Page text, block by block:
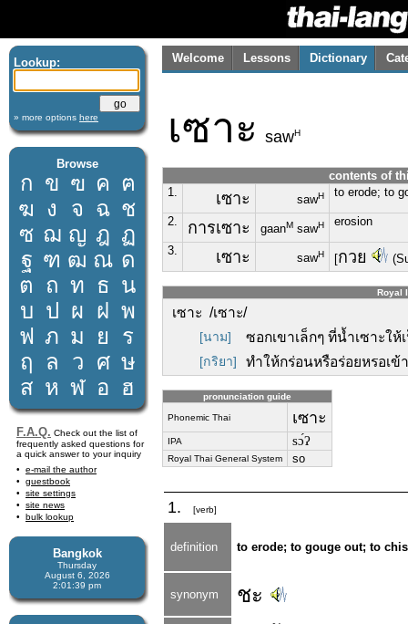
Lookup:
» more options here
Browse
ก ข ฃ ค ฅ
ฆ ง จ ฉ ช
ซ ฌ ญ ฎ ฏ
ฐ ฑ ฒ ณ ด
ต ถ ท ธ น
บ ป ผ ฝ พ
ฟ ภ ม ย
ร
ฤ
ล ว ศ ษ
ส ห ฬ อ ฮ
F.A.Q. Check out the list of
frequently asked questions for
a quick answer to your inquiry
e-mail the author
guestbook
site settings
site news
bulk lookup
Bangkok
Thursday
August 6, 2026
2:01:39 pm
Welcome Lessons Dictionary
เซาะ sawH
contents of
1.
เซาะ sawH to erode; to
2. การเซาะ gaanM sawH erosion
3. เซาะ sawH [กวย
Royal
เซาะ /เซาะ/
[นาม] ซอกเขาเล็กๆ ที่น้ำเซาะให้
[กริยา] ทำให้กร่อนหรือร่อยหรอเข้
pronunciation guide
Phonemic Thai เซาะ
IPA sɔ́ʔ
Royal Thai General System so
1. [verb]
definition to erode; to gouge out; to
synonym ชะ